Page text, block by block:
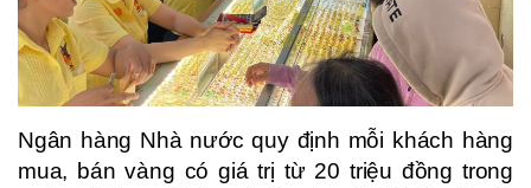
Ngân hàng Nhà nước quy định mỗi khách hàng
mua, bán vàng có giá trị từ 20 triệu đồng trong